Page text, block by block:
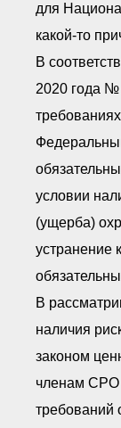
для
какой-то
В
2020 года
условии
(ущерба)
устранение
В
наличия
законом
членам СРО